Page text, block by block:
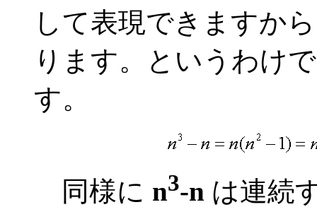
して表現できますか
ります。というわけ
す。
同様に n3-n は連続